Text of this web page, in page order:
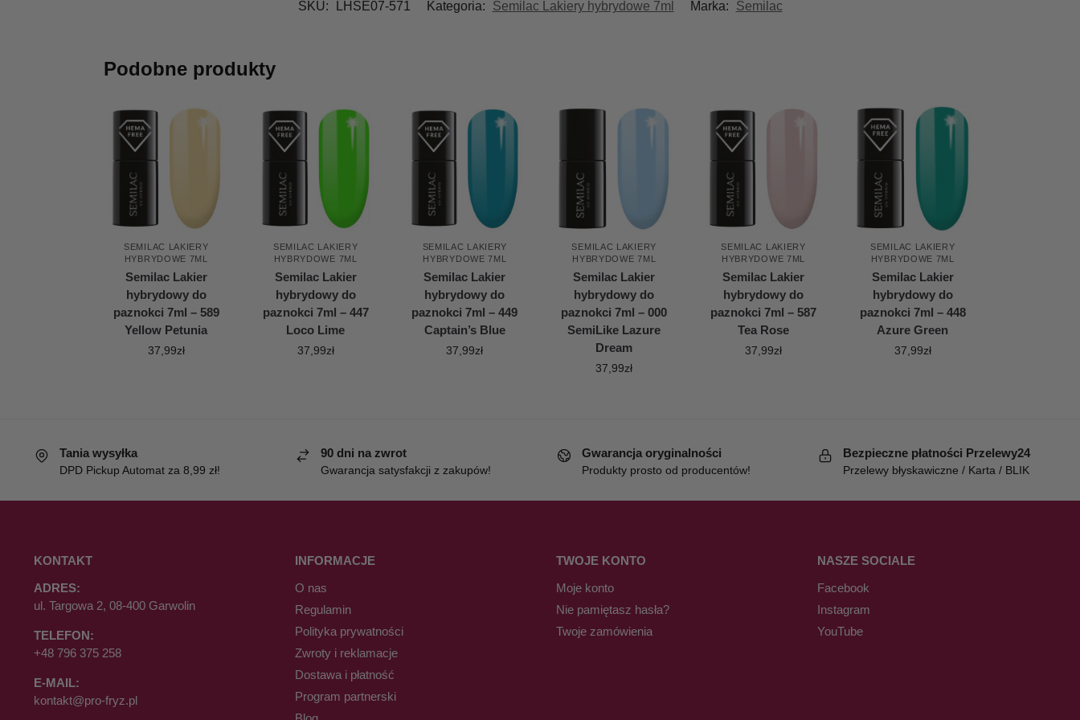
SKU: LHSE07-571 Kategoria: Semilac Lakiery hybrydowe 7ml Marka: Semilac
Podobne produkty
SEMILAC LAKIERY
HYBRYDOWE 7ML
Semilac Lakier
hybrydowy do
paznokci 7ml – 589
Yellow Petunia
37,99zł
SEMILAC LAKIERY
HYBRYDOWE 7ML
Semilac Lakier
hybrydowy do
paznokci 7ml – 447
Loco Lime
37,99zł
SEMILAC LAKIERY
HYBRYDOWE 7ML
Semilac Lakier
hybrydowy do
paznokci 7ml – 449
Captain’s Blue
37,99zł
SEMILAC LAKIERY
HYBRYDOWE 7ML
Semilac Lakier
hybrydowy do
paznokci 7ml – 000
SemiLike Lazure
Dream
37,99zł
SEMILAC LAKIERY
HYBRYDOWE 7ML
Semilac Lakier
hybrydowy do
paznokci 7ml – 587
Tea Rose
37,99zł
SEMILAC LAKIERY
HYBRYDOWE 7ML
Semilac Lakier
hybrydowy do
paznokci 7ml – 448
Azure Green
37,99zł
Tania wysyłka
DPD Pickup Automat za 8,99 zł!
90 dni na zwrot
Gwarancja satysfakcji z zakupów!
Gwarancja oryginalności
Produkty prosto od producentów!
Bezpieczne płatności Przelewy24
Przelewy błyskawiczne / Karta / BLIK
KONTAKT
ADRES:
ul. Targowa 2, 08-400 Garwolin
TELEFON:
+48 796 375 258
E-MAIL:
kontakt@pro-fryz.pl
INFORMACJE
O nas
Regulamin
Polityka prywatności
Zwroty i reklamacje
Dostawa i płatność
Program partnerski
TWOJE KONTO
Moje konto
Nie pamiętasz hasła?
Twoje zamówienia
NASZE SOCIALE
Facebook
Instagram
YouTube